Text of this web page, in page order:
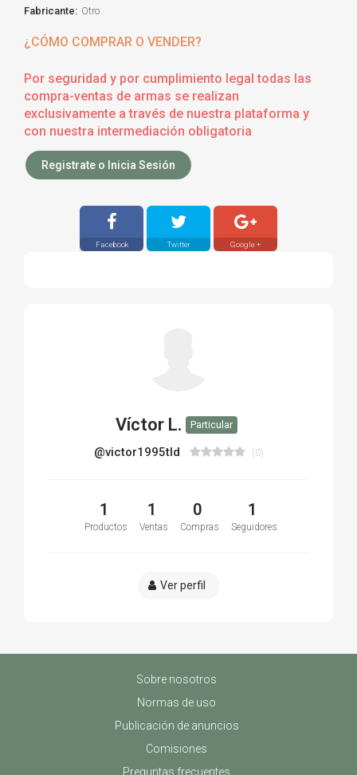
Fabricante: Otro
¿CÓMO COMPRAR O VENDER?
Por seguridad y por cumplimiento legal todas las
compra-ventas de armas se realizan
exclusivamente a través de nuestra plataforma y
con nuestra intermediación obligatoria
Registrate o Inicia Sesión
Facebook Twitter Google +
Víctor L. Particular
@victor1995tld (0)
1
Productos
1
Ventas
0
Compras
1
Seguidores
Ver perfil
Sobre nosotros
Normas de uso
Publicación de anuncios
Comisiones
Preguntas frecuentes